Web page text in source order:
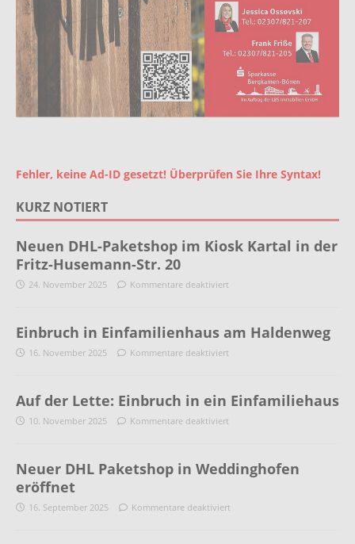
Fehler, keine Ad-ID gesetzt! Überprüfen Sie Ihre Syntax!
KURZ NOTIERT
Neuen DHL-Paketshop im Kiosk Kartal in der
Fritz-Husemann-Str. 20
24. November 2025 Kommentare deaktiviert
Einbruch in Einfamilienhaus am Haldenweg
16. November 2025 Kommentare deaktiviert
Auf der Lette: Einbruch in ein Einfamiliehaus
10. November 2025 Kommentare deaktiviert
Neuer DHL Paketshop in Weddinghofen
eröffnet
16. September 2025 Kommentare deaktiviert